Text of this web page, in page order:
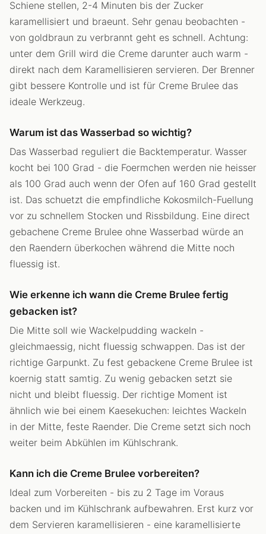
Schiene stellen, 2-4 Minuten bis der Zucker
karamellisiert und braeunt. Sehr genau beobachten -
von goldbraun zu verbrannt geht es schnell. Achtung:
unter dem Grill wird die Creme darunter auch warm -
direkt nach dem Karamellisieren servieren. Der Brenner
gibt bessere Kontrolle und ist für Creme Brulee das
ideale Werkzeug.
Warum ist das Wasserbad so wichtig?
Das Wasserbad reguliert die Backtemperatur. Wasser
kocht bei 100 Grad - die Foermchen werden nie heisser
als 100 Grad auch wenn der Ofen auf 160 Grad gestellt
ist. Das schuetzt die empfindliche Kokosmilch-Fuellung
vor zu schnellem Stocken und Rissbildung. Eine direct
gebachene Creme Brulee ohne Wasserbad würde an
den Raendern überkochen während die Mitte noch
fluessig ist.
Wie erkenne ich wann die Creme Brulee fertig
gebacken ist?
Die Mitte soll wie Wackelpudding wackeln -
gleichmaessig, nicht fluessig schwappen. Das ist der
richtige Garpunkt. Zu fest gebackene Creme Brulee ist
koernig statt samtig. Zu wenig gebacken setzt sie
nicht und bleibt fluessig. Der richtige Moment ist
ähnlich wie bei einem Kaesekuchen: leichtes Wackeln
in der Mitte, feste Raender. Die Creme setzt sich noch
weiter beim Abkühlen im Kühlschrank.
Kann ich die Creme Brulee vorbereiten?
Ideal zum Vorbereiten - bis zu 2 Tage im Voraus
backen und im Kühlschrank aufbewahren. Erst kurz vor
dem Servieren karamellisieren - eine karamellisierte